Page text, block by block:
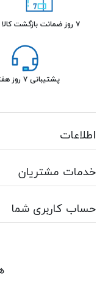
۷ روز ضمانت بازگشت کالا
پشتیبانی ۷ روز هفته
اطلاعات
خدمات مشتریان
حساب کاربری شما